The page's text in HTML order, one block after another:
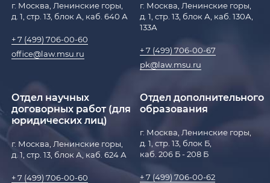
г. Москва, Ленинские горы,
д. 1, стр. 13, блок А, каб. 640 А
+ 7 (499) 706-00-60
office@law.msu.ru
г. Москва, Ленинские горы,
д. 1, стр. 13, блок А, каб. 130А,
133А
+ 7 (499) 706-00-67
pk@law.msu.ru
Отдел научных
договорных работ (для
юридических лиц)
г. Москва, Ленинские горы,
д. 1, стр. 13, блок А, каб. 624 А
+ 7 (499) 706-00-60
Отдел дополнительного
образования
г. Москва, Ленинские горы,
д. 1, стр. 13, блок Б,
каб. 206 Б - 208 Б
+ 7 (499) 706-00-62